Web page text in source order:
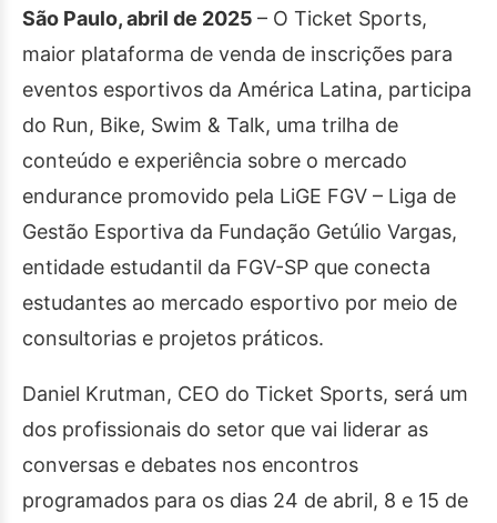
São Paulo, abril de 2025 – O Ticket Sports,
maior plataforma de venda de inscrições para
eventos esportivos da América Latina, participa
do Run, Bike, Swim & Talk, uma trilha de
conteúdo e experiência sobre o mercado
endurance promovido pela LiGE FGV – Liga de
Gestão Esportiva da Fundação Getúlio Vargas,
entidade estudantil da FGV-SP que conecta
estudantes ao mercado esportivo por meio de
consultorias e projetos práticos.
Daniel Krutman, CEO do Ticket Sports, será um
dos profissionais do setor que vai liderar as
conversas e debates nos encontros
programados para os dias 24 de abril, 8 e 15 de